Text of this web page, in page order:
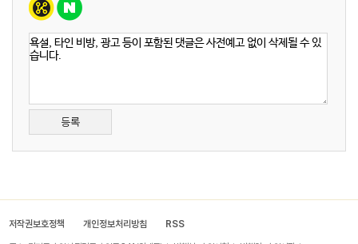
등록
저작권보호정책 개인정보처리방침 RSS